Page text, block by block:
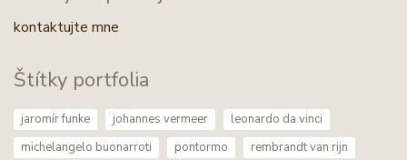
kontaktujte mne
Štítky portfolia
jaromír funke johannes vermeer
leonardo da vinci
michelangelo buonarroti
pontormo rembrandt van rijn